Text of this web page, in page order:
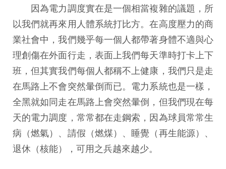
因為電力調度實在是一個相當複雜的議題，所
以我們就再來用人體系統打比方。在高度壓力的商
業社會中，我們幾乎每一個人都帶著身體不適與心
理創傷在外面行走，表面上我們每天準時打卡上下
班，但其實我們每個人都稱不上健康，我們只是走
在馬路上不會突然暈倒而已。電力系統也是一樣，
全黑就如同走在馬路上會突然暈倒，但我們現在每
天的電力調度，常常都在走鋼索，因為球員常常生
病（燃氣）、請假（燃煤）、睡覺（再生能源）、
退休（核能），可用之兵越來越少。